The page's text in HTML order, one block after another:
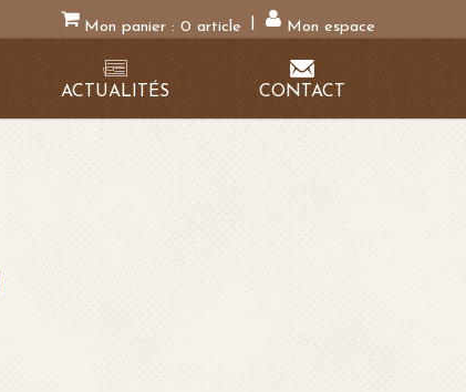
Mon panier : 0 article Mon espace
ACTUALITÉS CONTACT